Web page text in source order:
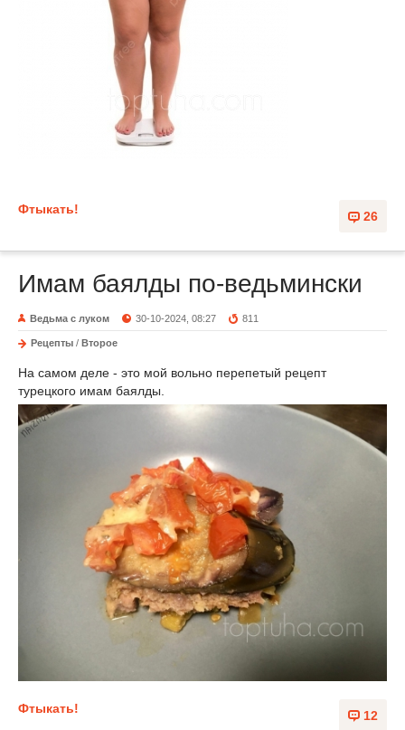
26
Фтыкать!
Имам баялды по-ведьмински
Ведьма с луком 30-10-2024, 08:27 811
Рецепты / Второе
На самом деле - это мой вольно перепетый рецепт
турецкого имам баялды.
12
Фтыкать!